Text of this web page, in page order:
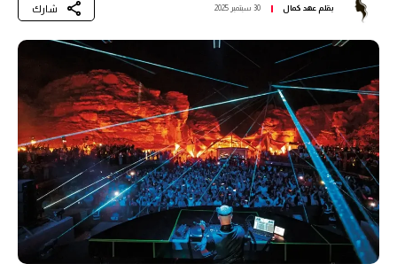
بقلمعهد كمال 30 سبتمبر 2025 شارك